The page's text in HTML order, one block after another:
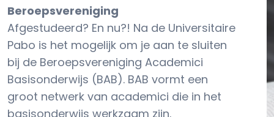
Beroepsvereniging
Afgestudeerd? En nu?! Na de Universitaire
Pabo is het mogelijk om je aan te sluiten
bij de Beroepsvereniging Academici
Basisonderwijs (BAB). BAB vormt een
groot netwerk van academici die in het
basisonderwijs werkzaam zijn.